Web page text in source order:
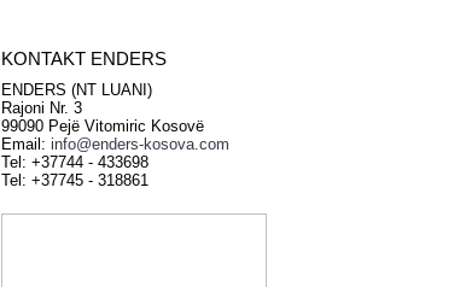
KONTAKT ENDERS
ENDERS (NT LUANI)
Rajoni Nr. 3
99090 Pejë Vitomiric Kosovë
Email: info@enders-kosova.com
Tel: +37744 - 433698
Tel: +37745 - 318861